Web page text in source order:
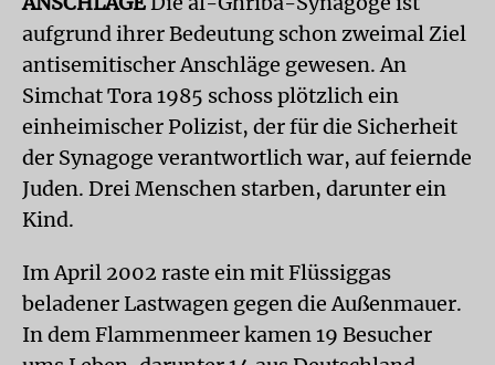
aufgrund ihrer Bedeutung schon zweimal Ziel
antisemitischer Anschläge gewesen. An
Simchat Tora 1985 schoss plötzlich ein
einheimischer Polizist, der für die Sicherheit
der Synagoge verantwortlich war, auf feiernde
Juden. Drei Menschen starben, darunter ein
Kind.
Im April 2002 raste ein mit Flüssiggas
beladener Lastwagen gegen die Außenmauer.
In dem Flammenmeer kamen 19 Besucher